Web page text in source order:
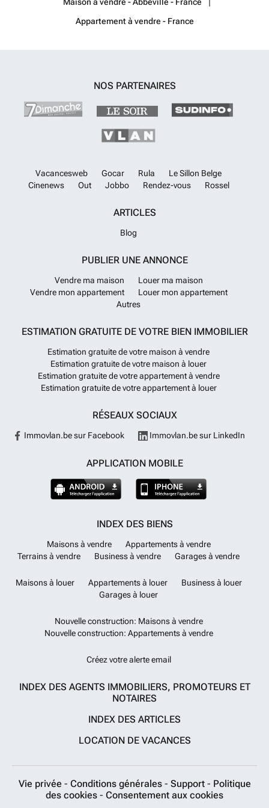
Les informations sur les risques auxquels ce bien est exposé sont
disponibles sur le site Géorisques : ### En savoir plus ?
Appartement à vendre - France
NOS PARTENAIRES
Vacancesweb Gocar Rula
Le Sillon Belge
Cinenews
Out Jobbo Rendez-vous Rossel
ARTICLES
Blog
PUBLIER UNE ANNONCE
Vendre ma maison
Louer ma maison
Vendre mon appartement
Louer mon appartement
Autres
ESTIMATION GRATUITE DE VOTRE BIEN IMMOBILIER
Estimation gratuite de votre maison à vendre
Estimation gratuite de votre maison à louer
Estimation gratuite de votre appartement à vendre
Estimation gratuite de votre appartement à louer
RÉSEAUX SOCIAUX
Immovlan.be sur Facebook Immovlan.be sur LinkedIn
APPLICATION MOBILE
INDEX DES BIENS
Maisons à vendre
Appartements à vendre
Terrains à vendre
Business à vendre Garages à vendre
Maisons à louer Appartements à louer
Business à louer
Garages à louer
Nouvelle construction: Maisons à vendre
Nouvelle construction: Appartements à vendre
Créez votre alerte email
INDEX DES AGENTS IMMOBILIERS, PROMOTEURS ET
NOTAIRES
INDEX DES ARTICLES
LOCATION DE VACANCES
Vie privée - Conditions générales - Support - Politique
des cookies - Consentement aux cookies